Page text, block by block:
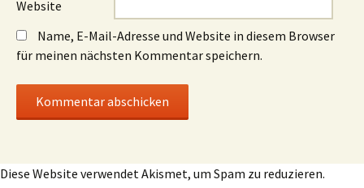
Website
Name, E-Mail-Adresse und Website in diesem Browser
für meinen nächsten Kommentar speichern.
Diese Website verwendet Akismet, um Spam zu reduzieren.